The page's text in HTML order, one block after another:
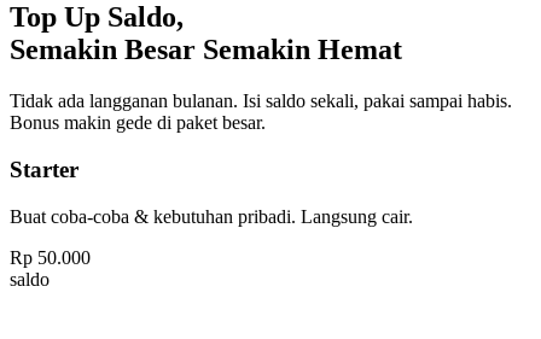
Top Up Saldo,
Semakin Besar Semakin Hemat
Tidak ada langganan bulanan. Isi saldo sekali, pakai sampai habis.
Bonus makin gede di paket besar.
Starter
Buat coba-coba & kebutuhan pribadi. Langsung cair.
Rp 50.000
saldo